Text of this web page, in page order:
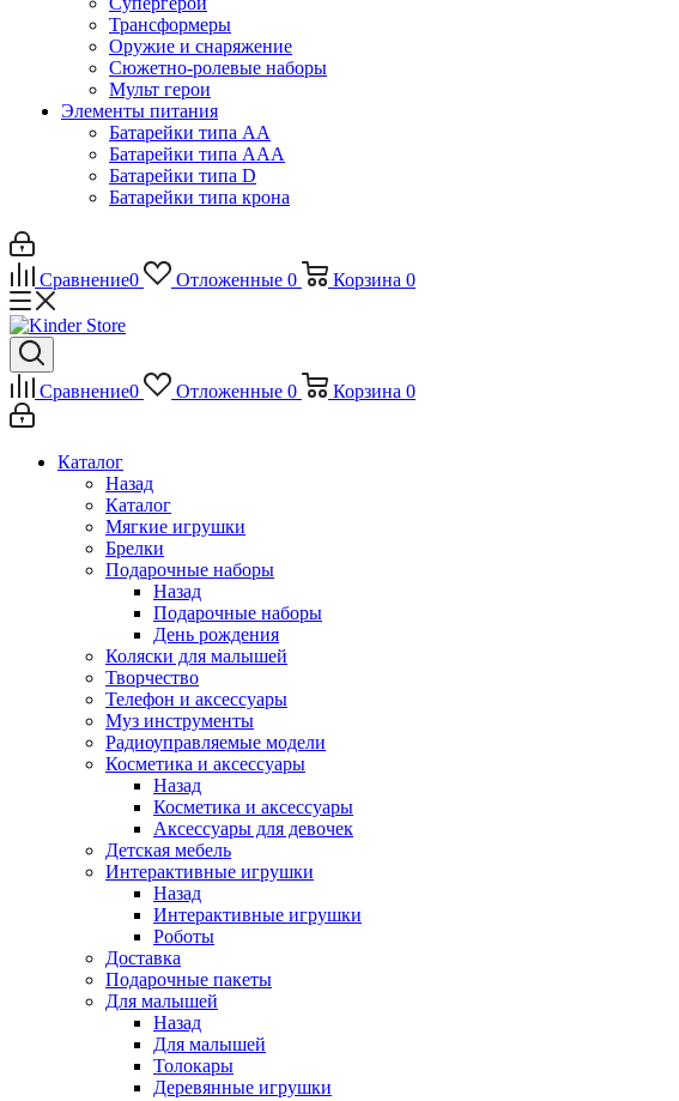
Трансформеры
Оружие и снаряжение
Сюжетно-ролевые наборы
Мульт герои
Элементы питания
Батарейки типа АА
Батарейки типа ААА
Батарейки типа D
Батарейки типа крона
Сравнение0 Отложенные 0 Корзина 0
Сравнение0 Отложенные 0 Корзина 0
Каталог
Назад
Каталог
Мягкие игрушки
Брелки
Подарочные наборы
Назад
Подарочные наборы
День рождения
Коляски для малышей
Творчество
Телефон и аксессуары
Муз инструменты
Радиоуправляемые модели
Косметика и аксессуары
Назад
Косметика и аксессуары
Аксессуары для девочек
Детская мебель
Интерактивные игрушки
Назад
Интерактивные игрушки
Роботы
Доставка
Подарочные пакеты
Для малышей
Назад
Для малышей
Толокары
Деревянные игрушки